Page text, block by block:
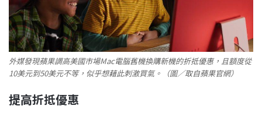
外媒發現蘋果調高美國市場Mac電腦舊機換購新機的折抵優惠，且額度從
10美元到50美元不等，似乎想藉此刺激買氣。（圖／取自蘋果官網）
提高折抵優惠